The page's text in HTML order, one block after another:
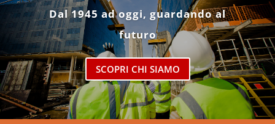
Dal 1945 ad oggi, guardando al
futuro
SCOPRI CHI SIAMO